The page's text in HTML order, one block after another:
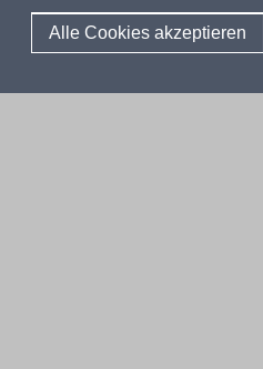
Alle Cookies akzeptieren
KI:EB
© 2026 QUA-LiS
Fußzeile
Impressum Datenschutzerklärung